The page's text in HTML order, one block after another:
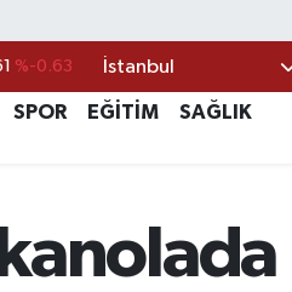
%-0.02
%70
İstanbul
SPOR EĞİTİM
SAĞLIK